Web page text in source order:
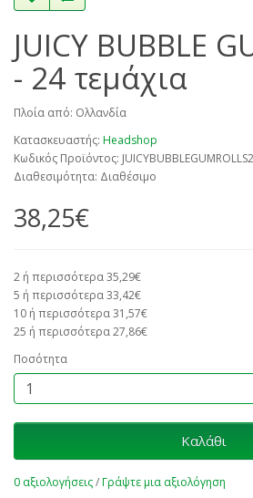
JUICY BUBBLE
- 24 τεμάχια
Πλοία από: Ολλανδία
Κατασκευαστής: Headshop
Κωδικός Προϊόντος:
Διαθεσιμότητα: Διαθέσιμο
38,25€
2 ή περισσότερα 35,29€
5 ή περισσότερα 33,42€
10 ή περισσότερα 31,57€
25 ή περισσότερα 27,86€
Ποσότητα
Καλάθι
0 αξιολογήσεις/Γράψτε μια αξιολόγηση